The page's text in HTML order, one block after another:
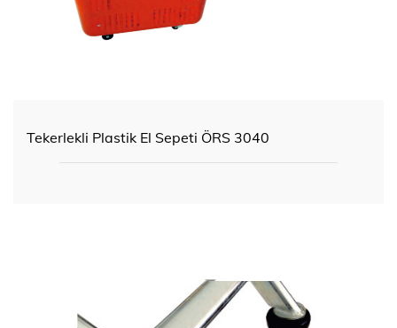
Tekerlekli Plastik El Sepeti ÖRS 3040